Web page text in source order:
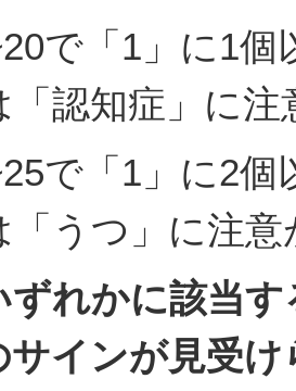
で「1」に1
「認知症」に
で「1」に2
「うつ」に注
ずれかに該当
サインが見受